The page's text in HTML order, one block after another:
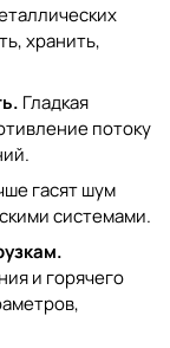
хранить,
Гладкая
потоку
гасят шум
системами.
и горячего